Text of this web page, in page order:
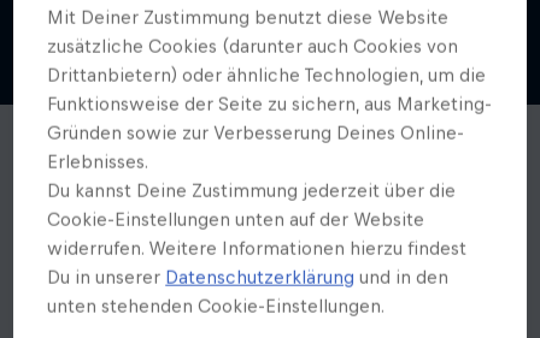
Mit Deiner Zustimmung benutzt diese Website
zusätzliche Cookies (darunter auch Cookies von
Drittanbietern) oder ähnliche Technologien, um die
Funktionsweise der Seite zu sichern, aus Marketing-
Gründen sowie zur Verbesserung Deines Online-
Erlebnisses.
Du kannst Deine Zustimmung jederzeit über die
Cookie-Einstellungen unten auf der Website
widerrufen. Weitere Informationen hierzu findest
Du in unserer Datenschutzerklärung und in den
unten stehenden Cookie-Einstellungen.